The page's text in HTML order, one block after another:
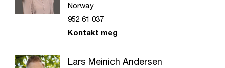
Norway
952 61 037
Kontakt meg
Lars Meinich Andersen